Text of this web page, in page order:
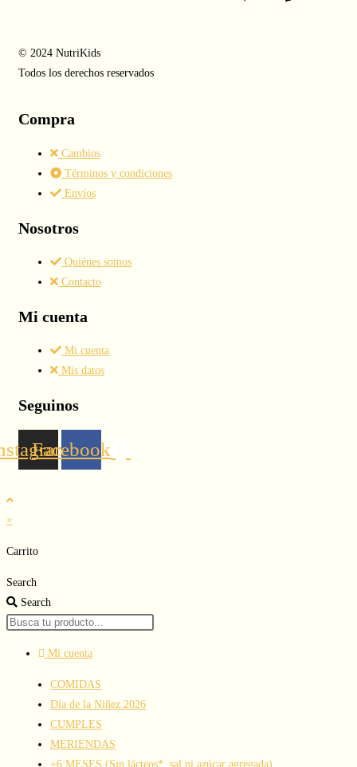
© 2024 NutriKids
Todos los derechos reservados
Compra
Cambios
Términos y condiciones
Envíos
Nosotros
Quiénes somos
Contacto
Mi cuenta
Mi cuenta
Mis datos
Seguinos
Facebook
×
Carrito
Search
Search
Mi cuenta
Main
Menu
COMIDAS
Día de la Niñez 2026
CUMPLES
MERIENDAS
+6 MESES (Sin lácteos*, sal ni azúcar agregada)